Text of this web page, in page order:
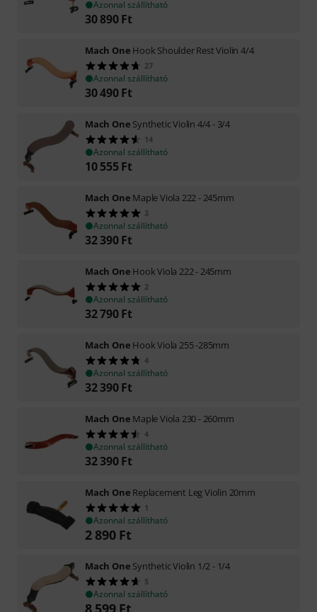
Azonnal szállítható
30 890 Ft
Mach One Hook Shoulder Rest Violin 4/4
27
Azonnal szállítható
30 490 Ft
Mach One Synthetic Violin 4/4 - 3/4
14
Azonnal szállítható
10 555 Ft
Mach One Maple Viola 222 - 245mm
3
Azonnal szállítható
32 390 Ft
Mach One Hook Viola 222 - 245mm
2
Azonnal szállítható
32 790 Ft
Mach One Hook Viola 255 -285mm
4
Azonnal szállítható
32 390 Ft
Mach One Maple Viola 230 - 260mm
4
Azonnal szállítható
32 390 Ft
Mach One Replacement Leg Violin 20mm
1
Azonnal szállítható
2 890 Ft
Mach One Synthetic Violin 1/2 - 1/4
5
Azonnal szállítható
8 599 Ft